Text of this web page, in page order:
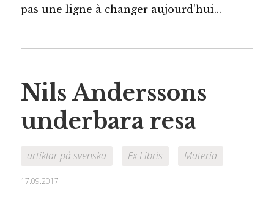
pas une ligne à changer aujourd'hui...
Nils Anderssons
underbara resa
artiklar på svenska Ex Libris Materia
17.09.2017